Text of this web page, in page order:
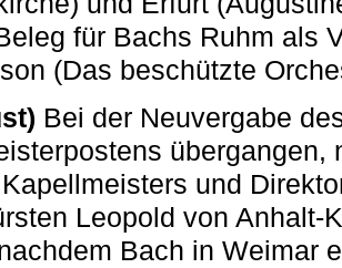
für Bachs Ruhm als
(Das beschützte
Bei der Neuvergabe
übergangen,
und
Leopold von Anhalt-
Bach in Weimar